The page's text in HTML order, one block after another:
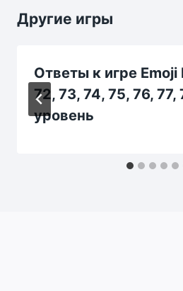
Другие игры
Ответы к игре Emoji
72, 73, 74, 75, 76, 77,
уровень